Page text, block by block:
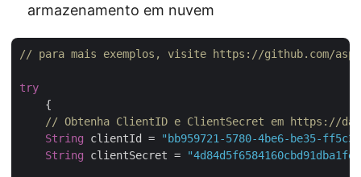
armazenamento em nuvem
// para mais exemplos, visite https://github.com/
try
    {
// Obtenha ClientID e ClientSecret em https://
String clientId =
"bb959721-5780-4be6-be35-
String clientSecret =